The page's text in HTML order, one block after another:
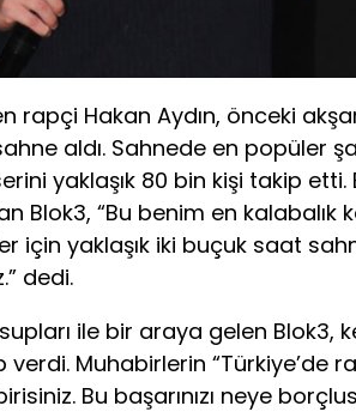
rapçi Hakan Aydın, önceki
aldı. Sahnede en popüler
yaklaşık 80 bin kişi takip
Blok3, “Bu benim en kalabalık
için yaklaşık iki buçuk saat
dedi.
ile bir araya gelen Blok3,
Muhabirlerin “Türkiye’de
Bu başarınızı neye